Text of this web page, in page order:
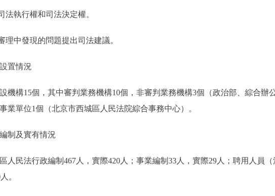
執行權和司法決定權。
中發現的問題提出司法建議。
置情況
構15個，其中審判業務機構10個，非審判業務機構3個（政治部、綜合辦
業單位1個（北京市西城區人民法院綜合事務中心）。
及實有情況
民法行政編制467人，實際420人；事業編制33人，實際29人；聘用人員（
。